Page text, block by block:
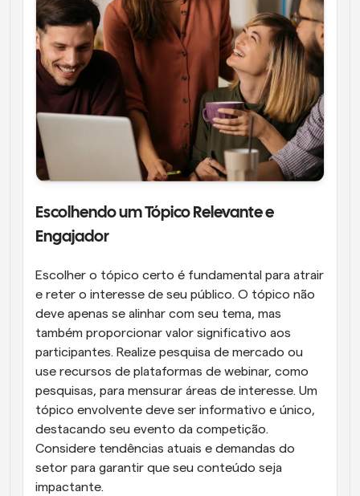
Escolhendo um Tópico Relevante e
Engajador
Escolher o tópico certo é fundamental para atrair
e reter o interesse de seu público. O tópico não
deve apenas se alinhar com seu tema, mas
também proporcionar valor significativo aos
participantes. Realize pesquisa de mercado ou
use recursos de plataformas de webinar, como
pesquisas, para mensurar áreas de interesse. Um
tópico envolvente deve ser informativo e único,
destacando seu evento da competição.
Considere tendências atuais e demandas do
setor para garantir que seu conteúdo seja
impactante.